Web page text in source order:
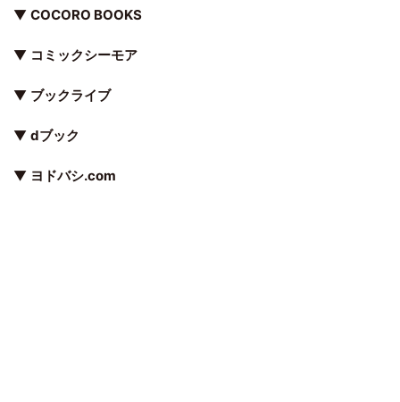
▼ COCORO BOOKS
▼ コミックシーモア
▼ ブックライブ
▼ dブック
▼ ヨドバシ.com